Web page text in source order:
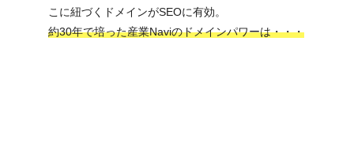
こに紐づくドメインがSEOに有効。
約30年で培った産業Naviのドメインパワーは・・・